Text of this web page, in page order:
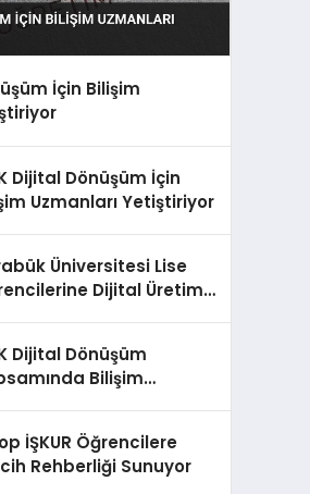
İçin Bilişim
Dijital Dönüşüm İçin
Uzmanları Yetiştiriyor
Üniversitesi Lise
Dijital Üretim
Dijital Dönüşüm
Bilişim
İŞKUR Öğrencilere
Rehberliği Sunuyor